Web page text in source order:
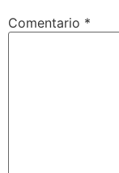
Comentario *